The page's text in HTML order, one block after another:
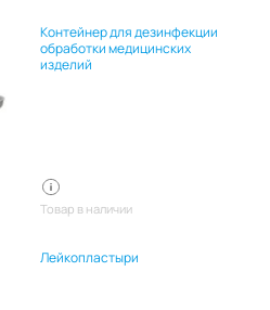
Контейнер для дезинфекции
обработки медицинских
изделий
Товар в наличии
Лейкопластыри